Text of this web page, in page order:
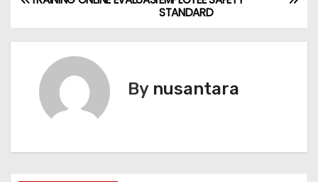
v
STANDARD
By nusantara